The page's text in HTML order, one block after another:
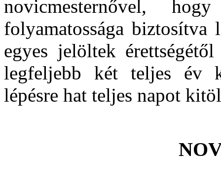
novicmesternővel,
folyamatossága
egyes jelöltek
legfeljebb két teljes év
lépésre hat teljes napot